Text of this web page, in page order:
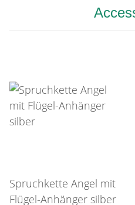
Spruchkette Angel mit
Flügel-Anhänger silber